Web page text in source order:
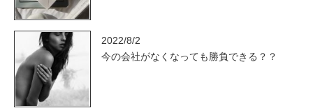
2022/8/2
今の会社がなくなっても勝負できる？？